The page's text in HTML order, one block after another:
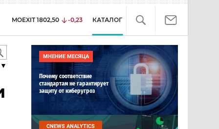
MOEXIT 1802,50 -0,23 КАТАЛОГ
МНЕНИЕ МЕСЯЦА
Почему соответствие
стандартам не гарантирует
защиту от киберугроз
CNEWS ANALYTICS